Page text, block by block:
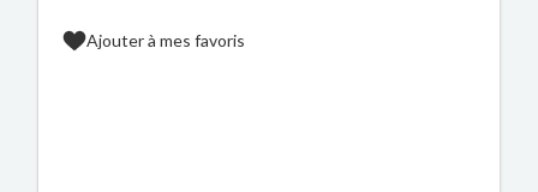
Ajouter à mes favoris